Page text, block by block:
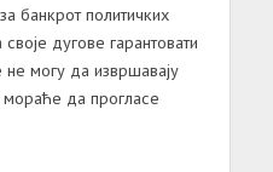
банкрот политичких
дугове гарантовати
не могу да извршавају
да прогласе